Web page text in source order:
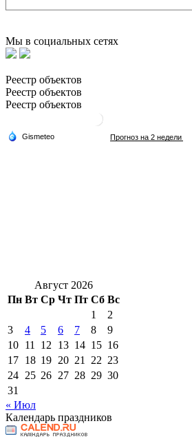
Мы в социальных сетях
Реестр объектов
Реестр объектов
Реестр объектов
Август 2026
Пн Вт Ср Чт Пт Сб Вс
1
2
3
4 5 6 7 8
9
10 11 12 13 14 15 16
17 18 19 20 21 22 23
24 25 26 27 28 29 30
31
« Июл
Календарь праздников